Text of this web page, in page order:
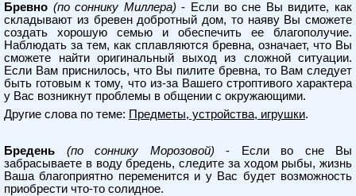
Бревно (по соннику Миллера) - Если во сне Вы видите, как
складывают из бревен добротный дом, то наяву Вы сможете
создать хорошую семью и обеспечить ее благополучие.
Наблюдать за тем, как сплавляются бревна, означает, что Вы
сможете найти оригинальный выход из сложной ситуации.
Если Вам приснилось, что Вы пилите бревна, то Вам следует
быть готовым к тому, что из-за Вашего строптивого характера
у Вас возникнут проблемы в общении с окружающими.
Другие слова по теме: Предметы, устройства, игрушки.
Бредень (по соннику Морозовой) - Если во сне Вы
забрасываете в воду бредень, следите за ходом рыбы, жизнь
Ваша благоприятно переменится и у Вас будет возможность
приобрести что-то солидное.